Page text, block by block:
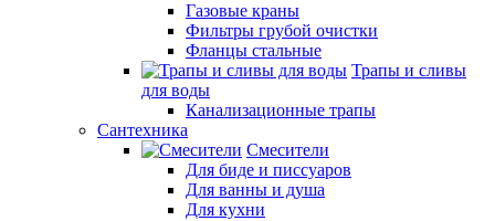
Газовые краны
Фильтры грубой очистки
Фланцы стальные
Трапы и сливы
для воды
Канализационные трапы
Сантехника
Смесители
Для биде и писсуаров
Для ванны и душа
Для кухни